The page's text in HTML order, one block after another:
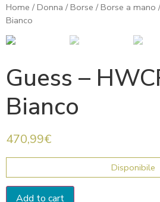
Home / Donna / Borse / Borse a mano
Bianco
Guess –
Bianco
470,99€
Disponibile
Add to cart